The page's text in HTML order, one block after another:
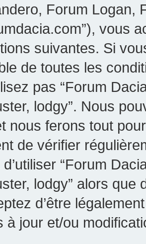
Forum Logan,
vous
suivantes. Si
de toutes les
pas “Forum
lodgy”. Nous
nous ferons tout
de vérifier
“Forum
lodgy” alors
d’être
à jour et/ou